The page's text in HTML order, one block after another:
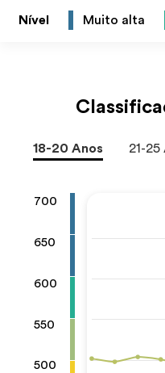
Nível Muito alta
18-20 Anos 21-25
700
650
600
550
500